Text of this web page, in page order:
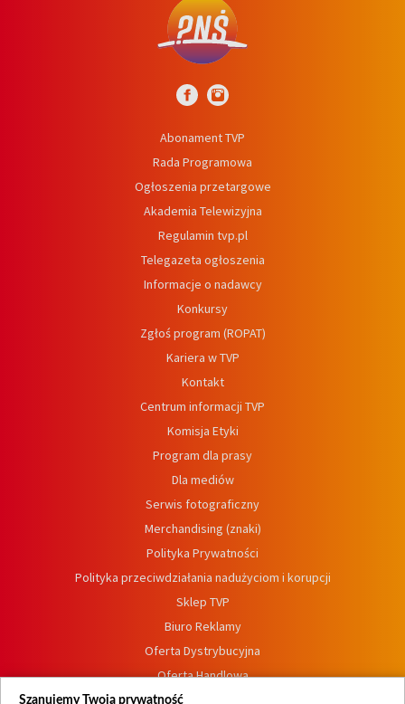
Abonament TVP
Rada Programowa
Ogłoszenia przetargowe
Akademia Telewizyjna
Regulamin tvp.pl
Telegazeta ogłoszenia
Informacje o nadawcy
Konkursy
Zgłoś program (ROPAT)
Kariera w TVP
Kontakt
Centrum informacji TVP
Komisja Etyki
Program dla prasy
Dla mediów
Serwis fotograficzny
Merchandising (znaki)
Polityka Prywatności
Polityka przeciwdziałania nadużyciom i korupcji
Sklep TVP
Biuro Reklamy
Oferta Dystrybucyjna
Oferta Handlowa
Dostępność
Szanujemy Twoją prywatność